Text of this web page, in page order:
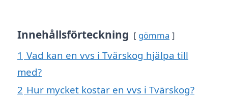
Innehållsförteckning gömma
1 Vad kan en vvs i Tvärskog hjälpa till
med?
2 Hur mycket kostar en vvs i Tvärskog?